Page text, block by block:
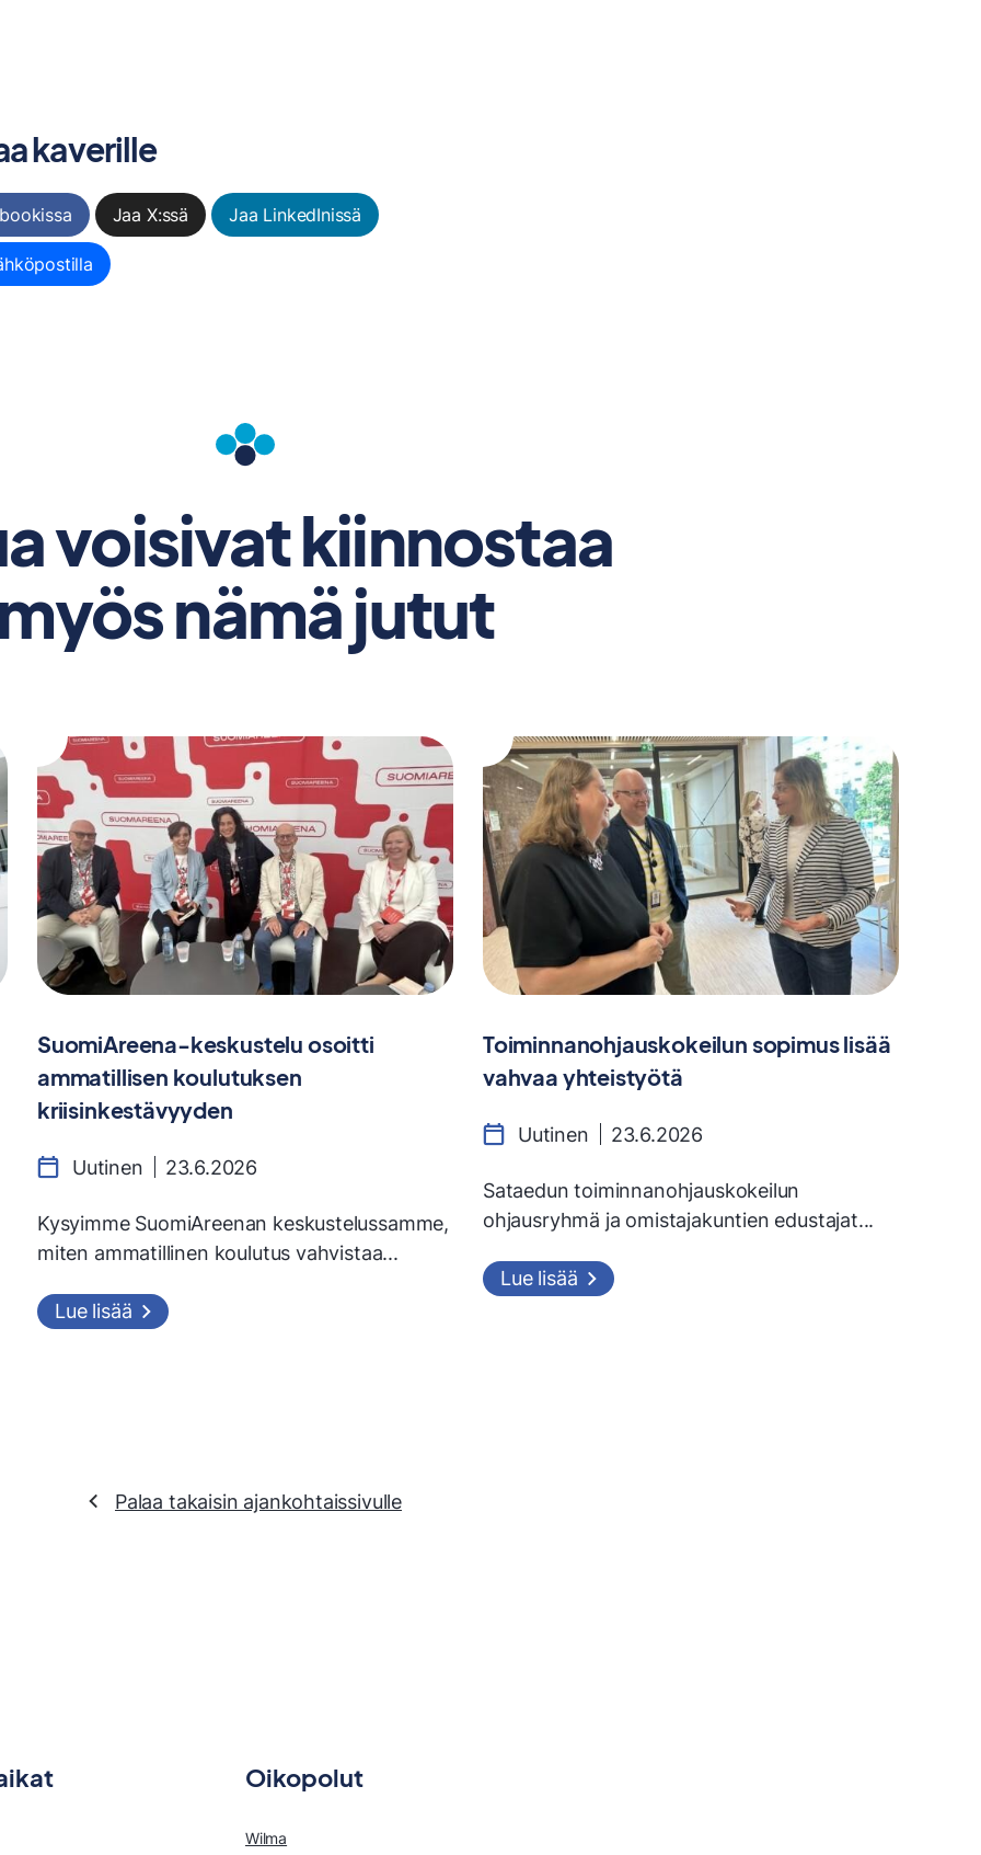
kaverille
Jaa X:ssä Jaa LinkedInissä
voisivat kiinnostaa
nämä jutut
SuomiAreena-keskustelu osoitti
ammatillisen koulutuksen
kriisinkestävyyden
Uutinen 23.6.2026
Kysyimme SuomiAreenan keskustelussamme,
miten ammatillinen koulutus vahvistaa...
Lue lisää
Toiminnanohjauskokeilun sopimus lisää
vahvaa yhteistyötä
Uutinen 23.6.2026
Sataedun toiminnanohjauskokeilun
ohjausryhmä ja omistajakuntien edustajat...
Lue lisää
Palaa takaisin ajankohtaissivulle
Oikopolut
Wilma